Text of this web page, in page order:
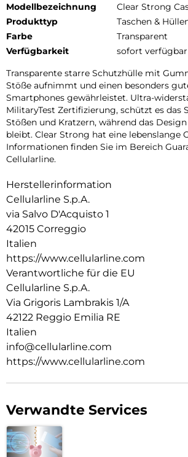
Modellbezeichnung
Clear Strong
Produkttyp
Taschen &
Farbe
Transparent
Verfügbarkeit
sofort verfügbar
Transparente starre Schutzhülle mit
Stöße aufnimmt und einen besonders
Smartphones gewährleistet. Ultra-
MilitaryTest Zertifizierung, schützt es das
Stößen und Kratzern, während das
bleibt. Clear Strong hat eine lebenslange
Informationen finden Sie im Bereich
Cellularline.
Herstellerinformation
Cellularline S.p.A.
via Salvo D'Acquisto 1
42015 Correggio
Italien
https://www.cellularline.com
Verantwortliche für die EU
Cellularline S.p.A.
Via Grigoris Lambrakis 1/A
42122 Reggio Emilia RE
Italien
info@cellularline.com
https://www.cellularline.com
Verwandte Services